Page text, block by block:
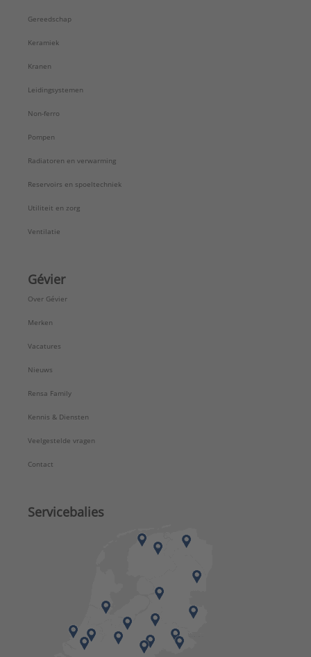
Gereedschap
Keramiek
Kranen
Leidingsystemen
Non-ferro
Pompen
Radiatoren en verwarming
Reservoirs en spoeltechniek
Utiliteit en zorg
Ventilatie
Gévier
Over Gévier
Merken
Vacatures
Nieuws
Rensa Family
Kennis & Diensten
Veelgestelde vragen
Contact
Servicebalies